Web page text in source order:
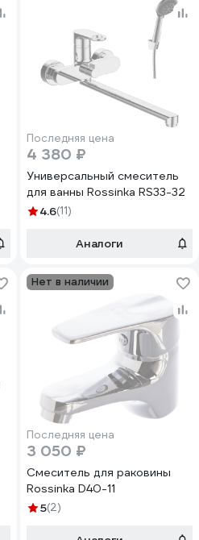
Последняя цена
4 380 ₽
Универсальный смеситель
для ванны Rossinka RS33-32
4.6(11)
Аналоги
Нет в наличии
Последняя цена
3 050 ₽
Смеситель для раковины
Rossinka D40-11
5(2)